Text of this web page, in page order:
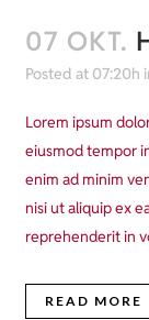
07 OKT.
Posted at 07:20h
Lorem ipsum
eiusmod tempor
enim ad minim
nisi ut aliquip ex
reprehenderit in
READ MORE